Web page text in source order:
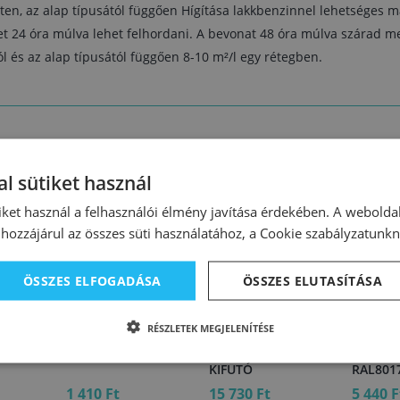
az alap típusától függően Hígítása lakkbenzinnel lehetséges
24 óra múlva lehet felhordani. A bevonat 48 óra múlva szárad
és az alap típusától függően 8-10 m²/l egy rétegben.
Durlin mf. zománc
1 410 Ft
Tessarol mf. zománc
KIFUTÓ
15 730 Ft 5 440
sütiket használ
használ a felhasználói élmény javítása érdekében. A
az összes süti használatához, a Cookie
ÖSSZES ELFOGADÁSA ÖSSZES ELUTASÍTÁSA
RÉSZLETEK MEGJELENÍTÉSE